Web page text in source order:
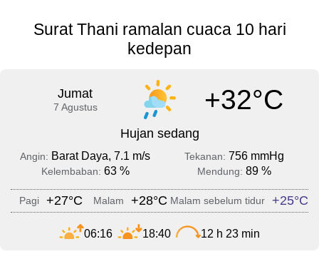
Surat Thani ramalan cuaca 10 hari
kedepan
Jumat
7 Agustus +32°C
Hujan sedang
Angin: Barat Daya, 7.1 m/s Tekanan: 756 mmHg
Kelembaban: 63 % Mendung: 89 %
Pagi +27°C Malam +28°C Malam sebelum tidur +25°C
06:16 18:40 12 h 23 min